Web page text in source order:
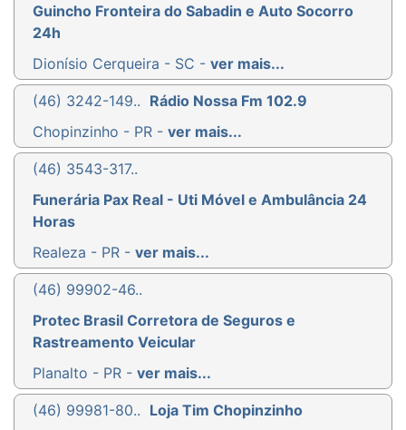
Guincho Fronteira do Sabadin e Auto Socorro
24h
Dionísio Cerqueira - SC - ver mais...
(46) 3242-149.. Rádio Nossa Fm 102.9
Chopinzinho - PR - ver mais...
(46) 3543-317..
Funerária Pax Real - Uti Móvel e Ambulância 24
Horas
Realeza - PR - ver mais...
(46) 99902-46..
Protec Brasil Corretora de Seguros e
Rastreamento Veicular
Planalto - PR - ver mais...
(46) 99981-80.. Loja Tim Chopinzinho